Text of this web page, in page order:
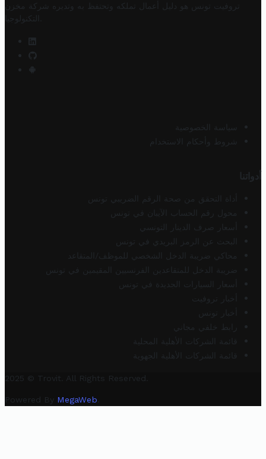
تروفيت تونس هو دليل أعمال تملكه وتحتفظ به وتديره
شركة مخزن
التكنولوجيا
سياسة الخصوصية
شروط وأحكام الاستخدام
أدواتنا
أداة التحقق من صحة الرقم الضريبي تونس
محول رقم الحساب الآيبان في تونس
أسعار صرف الدينار التونسي
البحث عن الرمز البريدي في تونس
محاكي ضريبة الدخل الشخصي للموظف/المتقاعد
ضريبة الدخل للمتقاعدين الفرنسيين المقيمين في تونس
أسعار السيارات الجديدة في تونس
أخبار تروفيت
أخبار تونس
رابط خلفي مجاني
قائمة الشركات الأهلية المحلية
قائمة الشركات الأهلية الجهوية
2025 © Trovit. All Rights Reserved.
Powered By MegaWeb